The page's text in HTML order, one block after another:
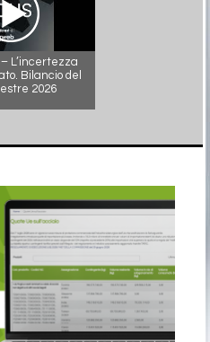
– L’incertezza
Bilancio del
2026